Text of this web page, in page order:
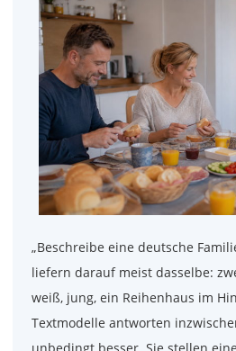
„Beschreibe eine deutsche
liefern darauf meist dasselbe:
weiß, jung, ein Reihenhaus im
Textmodelle antworten
unbedingt besser. Sie stellen